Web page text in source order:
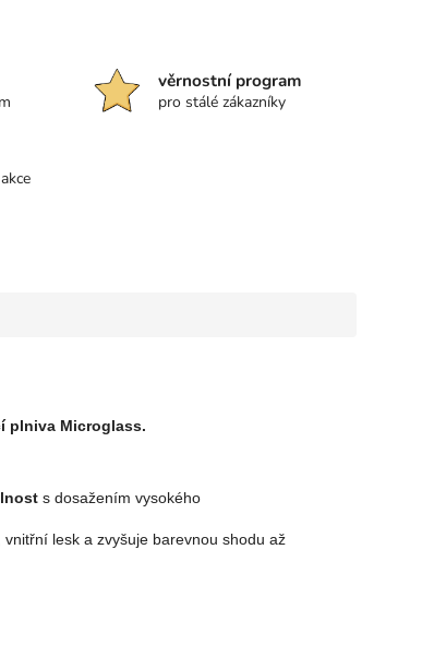
věrnostní program
pro stálé zákazníky
plniva Microglass.
s dosažením vysokého
, vnitřní lesk a zvyšuje barevnou shodu až